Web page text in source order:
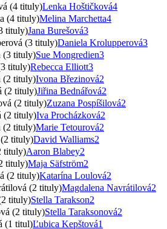
(4 tituly)Lenka Hoštičková4
(4 tituly)Melina Marchetta4
tituly)Jana Burešová3
(3 tituly)Daniela Krolupperová3
(3 tituly)Sue Mongredien3
tituly)Rebecca Elliott3
(2 tituly)Ivona Březinová2
(2 tituly)Jiřina Bednářová2
(2 tituly)Zuzana Pospíšilová2
(2 tituly)Iva Procházková2
(2 tituly)Marie Tetourová2
tituly)David Walliams2
tituly)Aaron Blabey2
tituly)Maja Säfström2
(2 tituly)Katarína Loulová2
(2 tituly)Magdalena Navrátilová2
tituly)Stella Tarakson2
(2 tituly)Stella Taraksonová2
(1 titul)Ľubica Kepštová1